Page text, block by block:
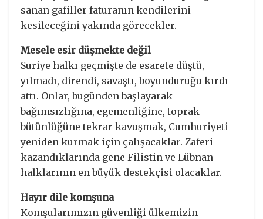
sanan gafiller faturanın kendilerini
kesileceğini yakında görecekler.
Mesele esir düşmekte değil
Suriye halkı geçmişte de esarete düştü,
yılmadı, direndi, savaştı, boyunduruğu kırdı
attı. Onlar, bugünden başlayarak
bağımsızlığına, egemenliğine, toprak
bütünlüğüne tekrar kavuşmak, Cumhuriyeti
yeniden kurmak için çalışacaklar. Zaferi
kazandıklarında gene Filistin ve Lübnan
halklarının en büyük destekçisi olacaklar.
Hayır dile komşuna
Komşularımızın güvenliği ülkemizin